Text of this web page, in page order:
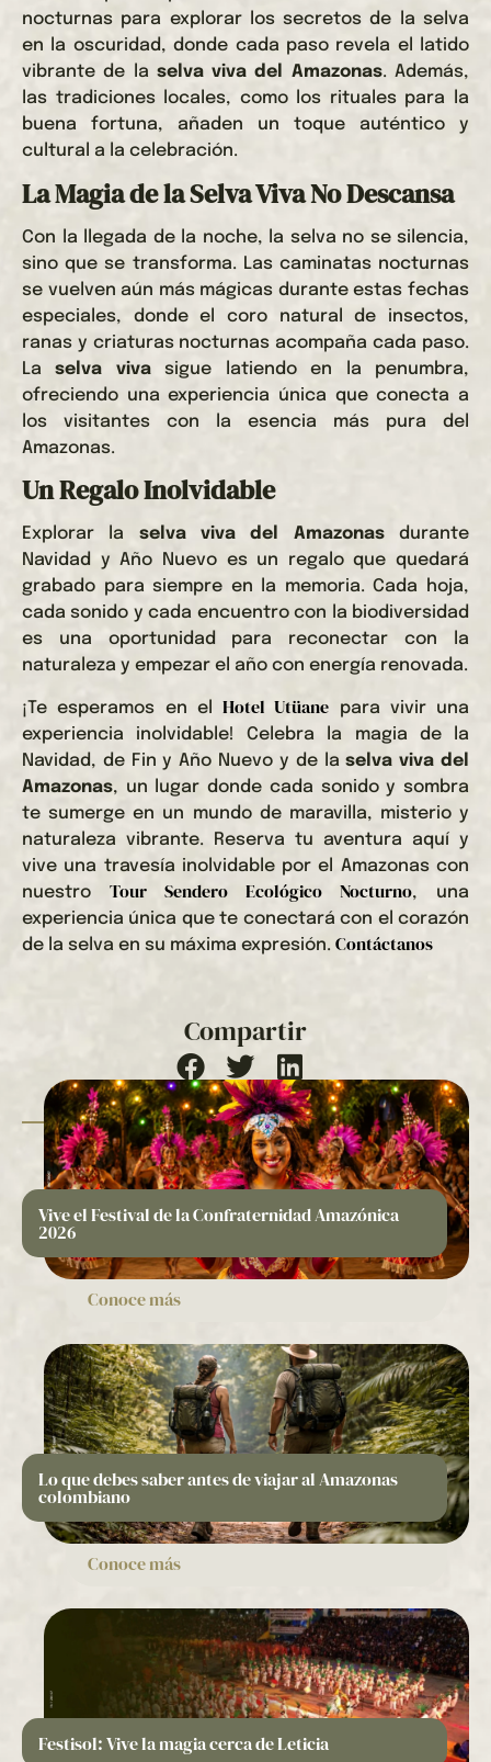
nocturnas para explorar los secretos de la selva
en la oscuridad, donde cada paso revela el latido
vibrante de la selva viva del Amazonas. Además,
las tradiciones locales, como los rituales para la
buena fortuna, añaden un toque auténtico y
cultural a la celebración.
La Magia de la Selva Viva No Descansa
Con la llegada de la noche, la selva no se silencia,
sino que se transforma. Las caminatas nocturnas
se vuelven aún más mágicas durante estas fechas
especiales, donde el coro natural de insectos,
ranas y criaturas nocturnas acompaña cada paso.
Laselva vivasigue latiendo en la penumbra,
ofreciendo una experiencia única que conecta a
los visitantes con la esencia más pura del
Amazonas.
Un Regalo Inolvidable
Explorar la selva viva del Amazonasdurante
Navidad y Año Nuevo es un regalo que quedará
grabado para siempre en la memoria. Cada hoja,
cada sonido y cada encuentro con la biodiversidad
es una oportunidad para reconectar con la
naturaleza y empezar el año con energía renovada.
¡Te esperamos en el Hotel Utüane para vivir una
experiencia inolvidable! Celebra la magia de la
Navidad, de Fin y Año Nuevo y de laselva viva del
Amazonas, un lugar donde cada sonido y sombra
te sumerge en un mundo de maravilla, misterio y
naturaleza vibrante. Reserva tu aventura aquí y
vive una travesía inolvidable por el Amazonas con
nuestro Tour Sendero Ecológico Nocturno, una
experiencia única que te conectará con el corazón
de la selva en su máxima expresión. Contáctanos
Compartir
Vive el Festival de la Confraternidad Amazónica
2026
Conoce más
Lo que debes saber antes de viajar al Amazonas
colombiano
Conoce más
Festisol: Vive la magia cerca de Leticia